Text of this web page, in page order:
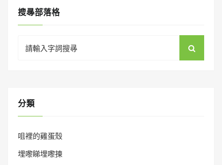
搜㝷部落格
for:
分類
咀裡的雞蛋殼
埋嚟睇埋嚟揀